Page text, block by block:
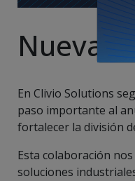
Nueva
En Clivio Solutions
paso importante al
fortalecer la división
Esta colaboración
soluciones